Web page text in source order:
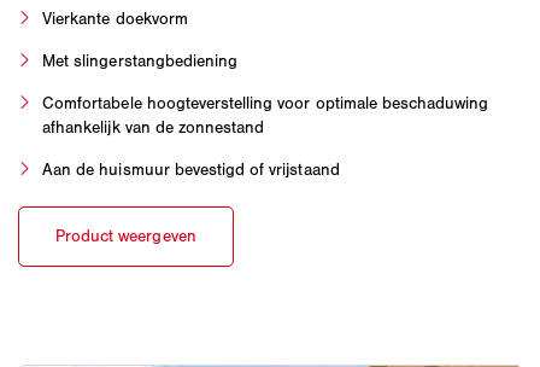
Vierkante doekvorm
Met slingerstangbediening
Comfortabele hoogteverstelling voor optimale beschaduwing
afhankelijk van de zonnestand
Aan de huismuur bevestigd of vrijstaand